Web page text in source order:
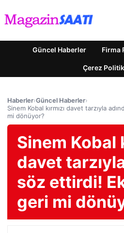
Güncel Haberler Firma
Çerez
Haberler›Güncel Haberler›
Sinem Kobal kırmızı davet tarzıyla
mi dönüyor?
Sinem Kobal
davet
söz ettirdi!
geri mi